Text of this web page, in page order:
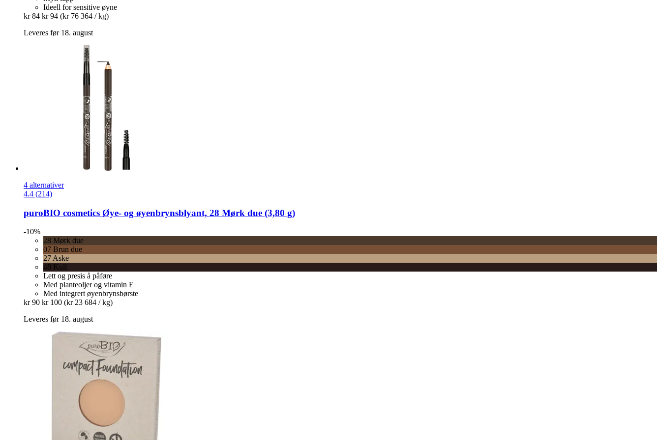
Ideell for sensitive øyne
kr 84 kr 94 (kr 76 364 / kg)
Leveres før 18. august
4 alternativer
4.4 (214)
puroBIO cosmetics Øye-​ og øyenbrynsblyant, 28 Mørk due (3,80 g)
-10%
28 Mørk due
07 Brun due
27 Aske
48 Kull
Lett og presis å påføre
Med planteoljer og vitamin E
Med integrert øyenbrynsbørste
kr 90 kr 100 (kr 23 684 / kg)
Leveres før 18. august